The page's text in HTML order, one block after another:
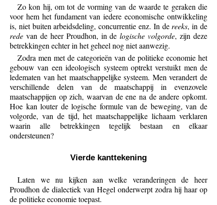
Zo kon hij, om tot de vorming van de waarde te geraken die
voor hem het fundament van iedere economische ontwikkeling
is, niet buiten arbeidsdeling, concurrentie enz. In de reeks, in de
rede van de heer Proudhon, in delogische volgorde, zijn deze
betrekkingen echter in het geheel nog niet aanwezig.
Zodra men met de categorieën van de politieke economie het
gebouw van een ideologisch systeem optrekt verstuikt men de
ledematen van het maatschappelijke systeem. Men verandert de
verschillende delen van de maatschappij in evenzovele
maatschappijen op zich, waarvan de ene na de andere opkomt.
Hoe kan louter de logische formule van de beweging, van de
volgorde, van de tijd, het maatschappelijke lichaam verklaren
waarin alle betrekkingen tegelijk bestaan en elkaar
ondersteunen?
Vierde kanttekening
Laten we nu kijken aan welke veranderingen de heer
Proudhon de dialectiek van Hegel onderwerpt zodra hij haar op
de politieke economie toepast.